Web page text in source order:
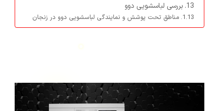
بررسی لباسشویی دوو
مناطق تحت پوشش و نمایندگی لباسشویی دوو در زنجان